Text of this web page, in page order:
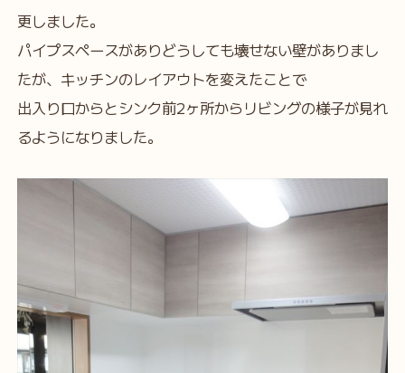
更しました。
パイプスペースがありどうしても壊せない壁がありまし
たが、キッチンのレイアウトを変えたことで
出入り口からとシンク前2ヶ所からリビングの様子が見れ
るようになりました。